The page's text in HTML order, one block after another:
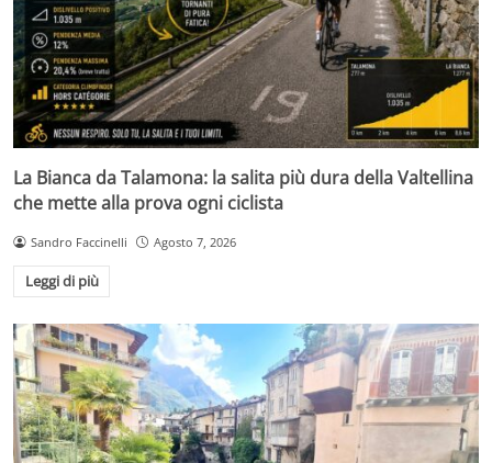
La Bianca da Talamona: la salita più dura della Valtellina
che mette alla prova ogni ciclista
Sandro Faccinelli Agosto 7, 2026
Leggi di più